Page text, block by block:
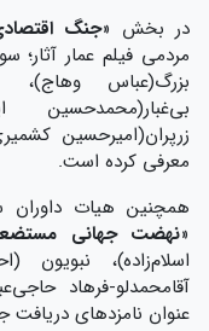
در بخش «جنگ
مردمی فیلم عمار
بزرگ(عباس وهاج)،
بی‌غبار(محمدحسین
زرپران(امیرحسین
معرفی کرده است.
همچنین هیات داوران
«نهضت جهانی
اسلام‌زاده)، نبویون
آقامحمدلو-فرهاد
عنوان نامزدهای دریافت